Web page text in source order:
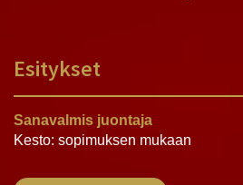
Esitykset
Sanavalmis juontaja
Kesto: sopimuksen mukaan